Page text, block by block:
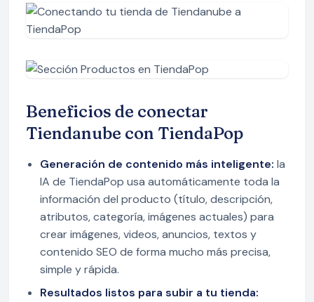
Beneficios de conectar
Tiendanube con TiendaPop
Generación de contenido más inteligente: la
IA de TiendaPop usa automáticamente toda la
información del producto (título, descripción,
atributos, categoría, imágenes actuales) para
crear imágenes, videos, anuncios, textos y
contenido SEO de forma mucho más precisa,
simple y rápida.
Resultados listos para subir a tu tienda: